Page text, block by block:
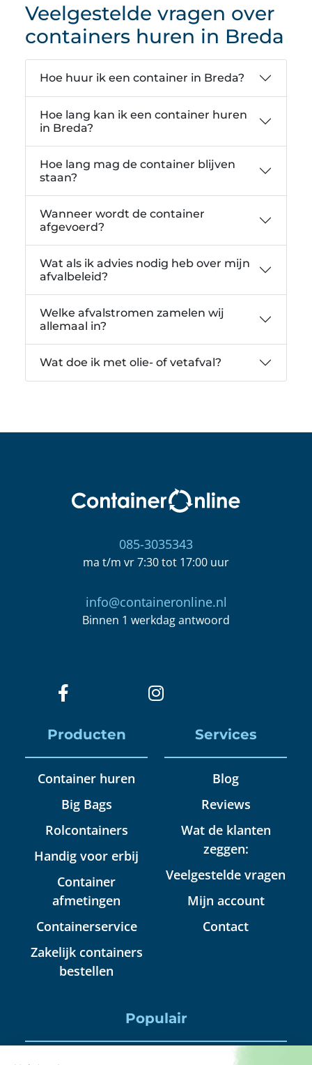
Veelgestelde vragen over
containers huren in Breda
Hoe huur ik een container in Breda?
Hoe lang kan ik een container huren
in Breda?
Hoe lang mag de container blijven
staan?
Wanneer wordt de container
afgevoerd?
Wat als ik advies nodig heb over mijn
afvalbeleid?
Welke afvalstromen zamelen wij
allemaal in?
Wat doe ik met olie- of vetafval?
085-3035343
ma t/m vr 7:30 tot 17:00 uur
info@containeronline.nl
Binnen 1 werkdag antwoord
Producten
Container huren
Big Bags
Rolcontainers
Handig voor erbij
Container
afmetingen
Containerservice
Zakelijk containers
bestellen
Services
Blog
Reviews
Wat de klanten
zeggen:
Veelgestelde vragen
Mijn account
Contact
Populair